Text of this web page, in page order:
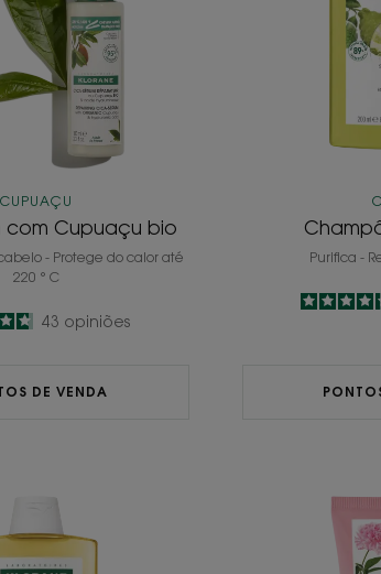
CUPUAÇU
com Cupuaçu bio
- Protege do calor até
220 ° C
4.7
/
5
43 opiniões
DE VENDA
Purifica -
Camomila